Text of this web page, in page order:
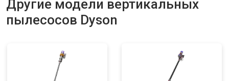
Другие модели вертикальных
пылесосов Dyson